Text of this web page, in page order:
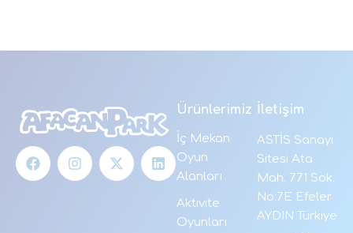
Ürünlerimiz
İç Mekan
Oyun
Alanları
Aktivite
Oyunları
İletişim
ASTİS Sanayi
Sitesi Ata
Mah. 771 Sok.
No:7E Efeler
AYDIN Türkiye